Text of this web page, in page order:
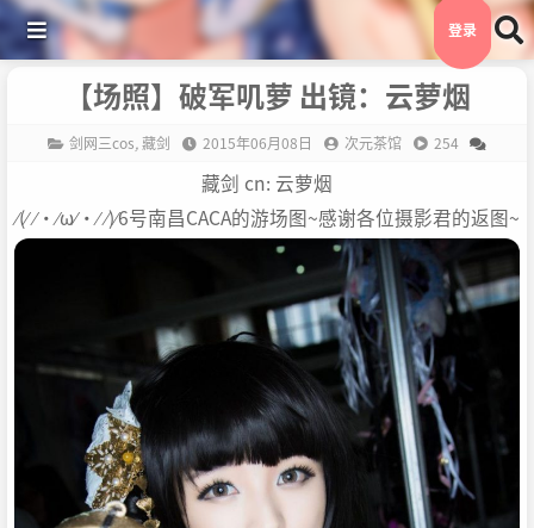
登录
【场照】破军叽萝 出镜：云萝烟
剑网三cos,藏剑 2015年06月08日 次元茶馆 254
藏剑 cn: 云萝烟
⁄(⁄ ⁄•⁄ω⁄•⁄ ⁄)⁄6号南昌CACA的游场图~感谢各位摄影君的返图~